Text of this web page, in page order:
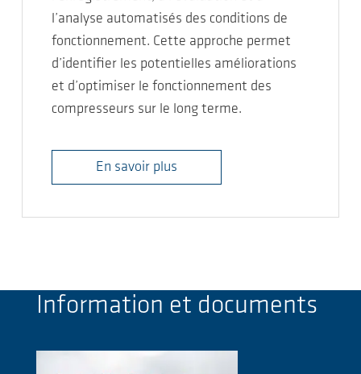
l’analyse automatisés des conditions de
fonctionnement. Cette approche permet
d’identifier les potentielles améliorations
et d’optimiser le fonctionnement des
compresseurs sur le long terme.
En savoir plus
Information et documents